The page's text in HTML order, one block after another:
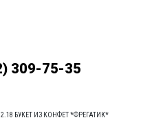
309-75-35
БУКЕТ ИЗ КОНФЕТ *ФРЕГАТИК*